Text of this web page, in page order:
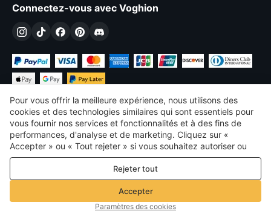
Connectez-vous avec Voghion
€ EUR France
©2026 Voghion
termes et conditions
Politique de confidentialité et de cookies
Règles communautaires
Pour vous offrir la meilleure expérience, nous utilisons des
cookies et des technologies similaires qui sont essentiels pour
vous fournir nos services et fonctionnalités et à des fins de
performances, d'analyse et de marketing. Cliquez sur «
Accepter » ou « Tout rejeter » si vous souhaitez autoriser ou
refuser tout. cookies à des fins de performance, d’analyse et
de marketing. Pour plus de détails, consultez notre
confidentialité et de cookies
Rejeter tout
Accepter
Paramètres des cookies